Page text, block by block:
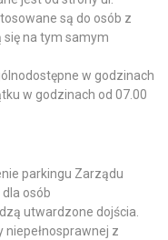
są do osób z
się na tym samym
w godzinach
w godzinach od 07.00
parkingu Zarządu
osób
utwardzone dojścia.
z